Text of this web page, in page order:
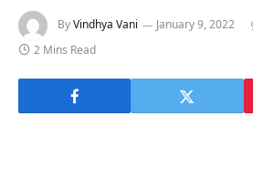
ByVindhya Vani January 9, 2022
2 Mins Read